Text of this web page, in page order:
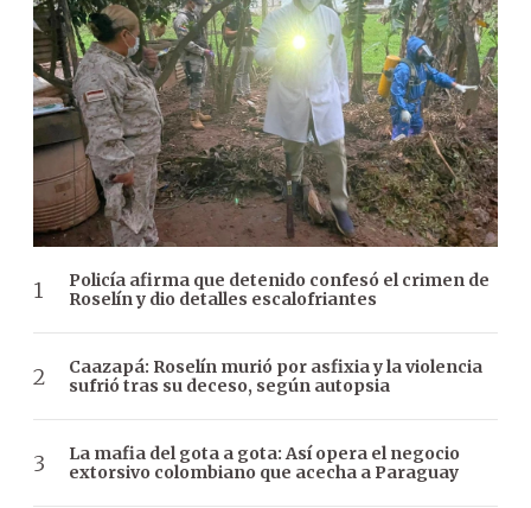
Policía afirma que detenido confesó el crimen de
Roselín y dio detalles escalofriantes
Caazapá: Roselín murió por asfixia y la violencia
sufrió tras su deceso, según autopsia
La mafia del gota a gota: Así opera el negocio
extorsivo colombiano que acecha a Paraguay